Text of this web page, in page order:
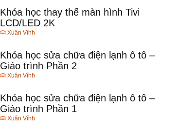
Khóa học thay thế màn hình Tivi
LCD/LED 2K
Xuân Vĩnh
Khóa học sửa chữa điện lạnh ô tô –
Giáo trình Phần 2
Xuân Vĩnh
Khóa học sửa chữa điện lạnh ô tô –
Giáo trình Phần 1
Xuân Vĩnh